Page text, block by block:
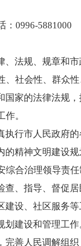
：0996-5881000
、法规、规章和
社会性、群众
国家的法律法规
。
执行市人民政府
的精神文明建设
合治理领导责
查、指导、督促
建设、社区服务
划建设和管理工作
完善人民调解组